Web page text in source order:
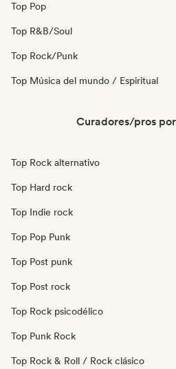
Top Pop
Top R&B/Soul
Top Rock/Punk
Top Música del mundo / Espiritual
Curadores/pros
Top Rock alternativo
Top Hard rock
Top Indie rock
Top Pop Punk
Top Post punk
Top Post rock
Top Rock psicodélico
Top Punk Rock
Top Rock & Roll / Rock clásico